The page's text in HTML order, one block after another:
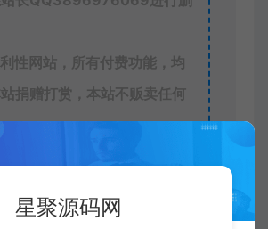
性网站，所有付费功能，均
捐赠打赏，本站不贩卖任何
止以任何方式发布或转载任
星聚源码网